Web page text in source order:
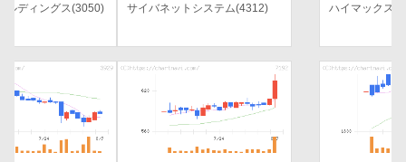
サイバネットシステム(4312) ハイマックス(4299)